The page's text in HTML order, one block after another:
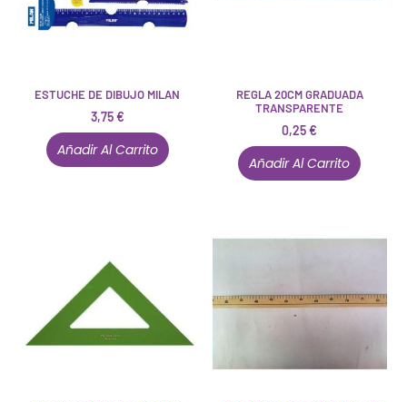
ESTUCHE DE DIBUJO MILAN
3,75€
Añadir Al Carrito
REGLA 20CM GRADUADA
TRANSPARENTE
0,25€
Añadir Al Carrito